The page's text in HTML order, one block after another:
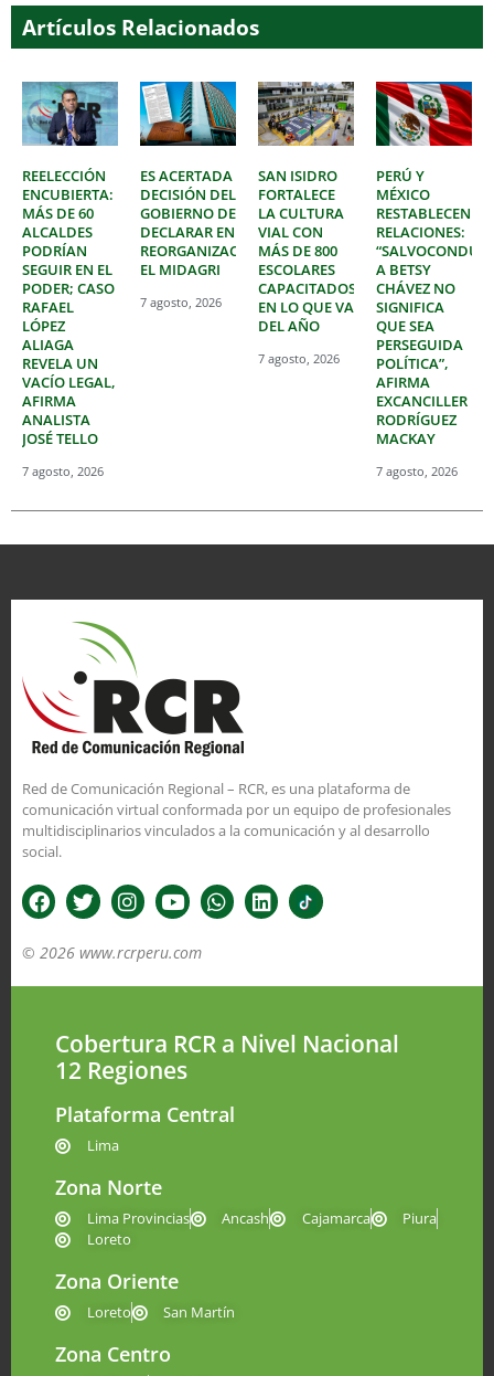
Artículos Relacionados
REELECCIÓN
ENCUBIERTA:
MÁS DE 60
ALCALDES
PODRÍAN
SEGUIR EN EL
PODER; CASO
RAFAEL
LÓPEZ
ALIAGA
REVELA UN
VACÍO LEGAL,
AFIRMA
ANALISTA
JOSÉ TELLO
7 agosto, 2026
ES ACERTADA
DECISIÓN DEL
GOBIERNO DE
DECLARAR EN
REORGANIZACIÓN
EL MIDAGRI
7 agosto, 2026
SAN ISIDRO
FORTALECE
LA CULTURA
VIAL CON
MÁS DE 800
ESCOLARES
CAPACITADOS
EN LO QUE VA
DEL AÑO
7 agosto, 2026
PERÚ Y
MÉXICO
RESTABLECEN
RELACIONES:
A BETSY
CHÁVEZ NO
SIGNIFICA
QUE SEA
PERSEGUIDA
POLÍTICA”,
AFIRMA
EXCANCILLER
RODRÍGUEZ
MACKAY
7 agosto, 2026
Red de Comunicación Regional – RCR, es una plataforma de
comunicación virtual conformada por un equipo de profesionales
multidisciplinarios vinculados a la comunicación y al desarrollo
social.
© 2026 www.rcrperu.com
Cobertura RCR a Nivel Nacional
12 Regiones
Plataforma Central
Lima
Zona Norte
Lima Provincias Ancash Cajamarca
Piura
Loreto
Zona Oriente
Loreto San Martín
Zona Centro